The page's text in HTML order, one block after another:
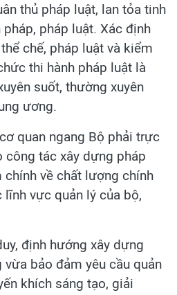
thủ pháp luật, lan tỏa tinh
pháp luật. Xác định
chế, pháp luật và kiểm
thi hành pháp luật là
suốt, thường xuyên
ương.
quan ngang Bộ phải trực
công tác xây dựng pháp
chính về chất lượng chính
lĩnh vực quản lý của bộ,
định hướng xây dựng
bảo đảm yêu cầu quản
khích sáng tạo, giải